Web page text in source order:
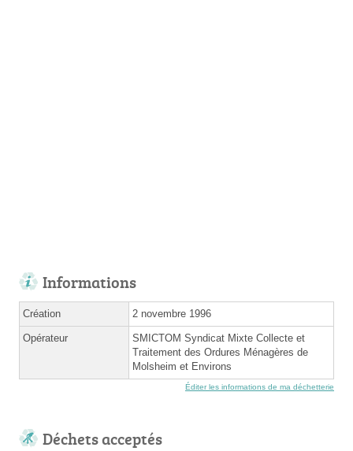
Informations
Création 2 novembre 1996
Opérateur
SMICTOM Syndicat Mixte Collecte et
Traitement des Ordures Ménagères de
Molsheim et Environs
Éditer les informations de ma déchetterie
Déchets acceptés